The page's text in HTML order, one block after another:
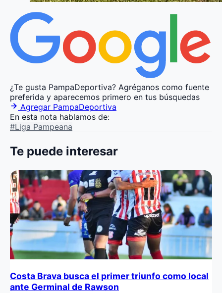
¿Te gusta PampaDeportiva? Agréganos como fuente
preferida y aparecemos primero en tus búsquedas
Agregar PampaDeportiva
En esta nota hablamos de:
#Liga Pampeana
Te puede interesar
Costa Brava busca el primer triunfo como local
ante Germinal de Rawson